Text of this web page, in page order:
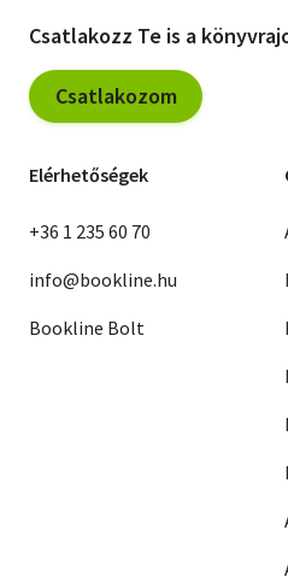
Csatlakozz Te is a
Csatlakozom
Elérhetőségek
+36 1 235 60 70
info@bookline.hu
Bookline Bolt